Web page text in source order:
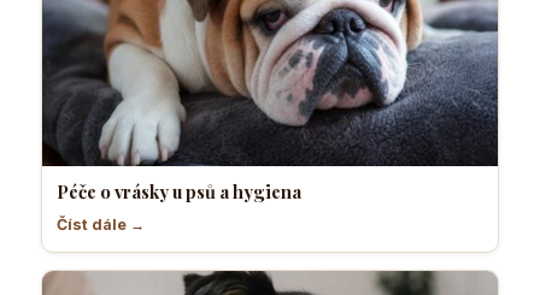
Péče o vrásky u psů a hygiena
Číst dále →